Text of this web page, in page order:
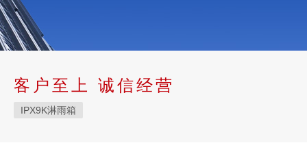
客户至上 诚信经营
IPX9K淋雨箱